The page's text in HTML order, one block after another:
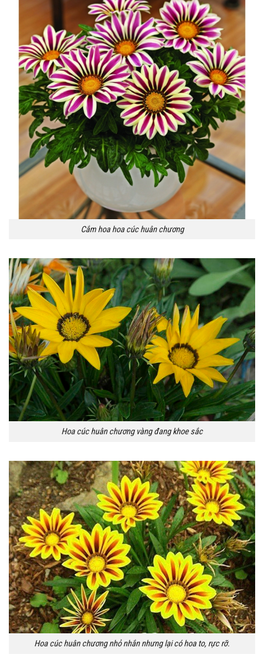
Cắm hoa hoa cúc huân chương
Hoa cúc huân chương vàng đang khoe sắc
Hoa cúc huân chương nhỏ nhắn nhưng lại có hoa to, rực rỡ.